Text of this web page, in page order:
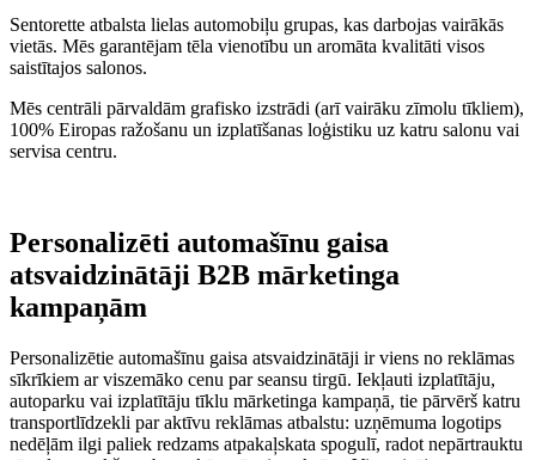
Sentorette atbalsta lielas automobiļu grupas, kas darbojas vairākās
vietās. Mēs garantējam tēla vienotību un aromāta kvalitāti visos
saistītajos salonos.
Mēs centrāli pārvaldām grafisko izstrādi (arī vairāku zīmolu tīkliem),
100% Eiropas ražošanu un izplatīšanas loģistiku uz katru salonu vai
servisa centru.
Personalizēti automašīnu gaisa
atsvaidzinātāji B2B mārketinga
kampaņām
Personalizētie automašīnu gaisa atsvaidzinātāji ir viens no reklāmas
sīkrīkiem ar viszemāko cenu par seansu tirgū. Iekļauti izplatītāju,
autoparku vai izplatītāju tīklu mārketinga kampaņā, tie pārvērš katru
transportlīdzekli par aktīvu reklāmas atbalstu: uzņēmuma logotips
nedēļām ilgi paliek redzams atpakaļskata spogulī, radot nepārtrauktu